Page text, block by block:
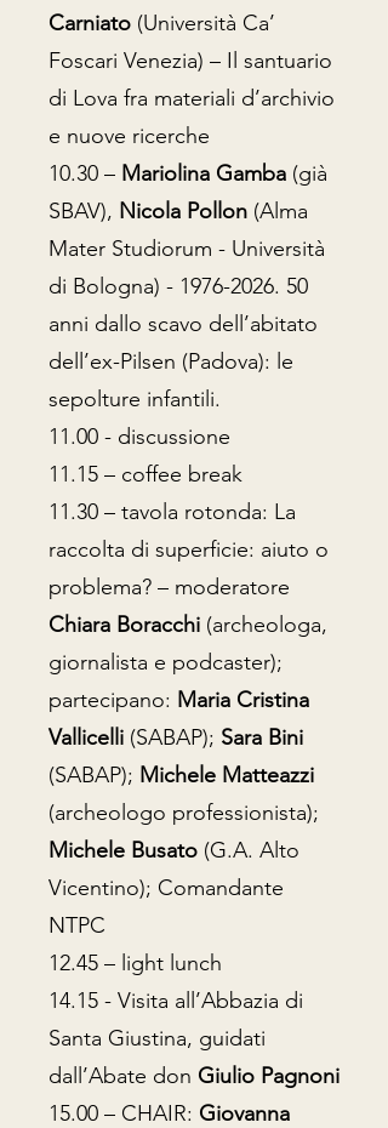
Carniato (Università Ca’
Foscari Venezia) – Il santuario
di Lova fra materiali d’archivio
e nuove ricerche
10.30 – Mariolina Gamba (già
SBAV), Nicola Pollon (Alma
Mater Studiorum - Università
di Bologna) - 1976-2026. 50
anni dallo scavo dell’abitato
dell’ex-Pilsen (Padova): le
sepolture infantili.
11.00 - discussione
11.15 – coffee break
11.30 – tavola rotonda: La
raccolta di superficie: aiuto o
problema? – moderatore
Chiara Boracchi (archeologa,
giornalista e podcaster);
partecipano: Maria Cristina
Vallicelli (SABAP); Sara Bini
(SABAP); Michele Matteazzi
(archeologo professionista);
Michele Busato (G.A. Alto
Vicentino); Comandante
NTPC
12.45 – light lunch
14.15 - Visita all’Abbazia di
Santa Giustina, guidati
dall’Abate don Giulio Pagnoni
15.00 – CHAIR: Giovanna